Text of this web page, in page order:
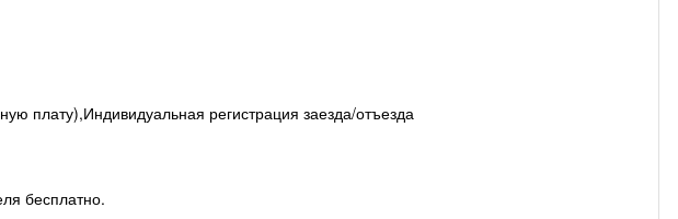
плату),Индивидуальная регистрация заезда/отъезда
бесплатно.